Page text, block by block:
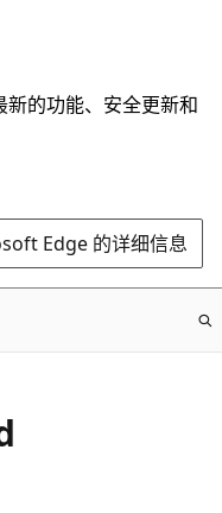
的功能、安全更新和
Edge 的详细信息